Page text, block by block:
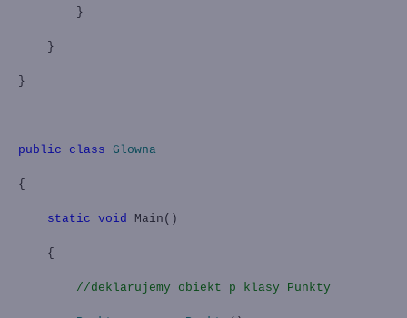
}
}
}
public class Glowna
{
static void Main()
{
//deklarujemy obiekt p klasy Punkty